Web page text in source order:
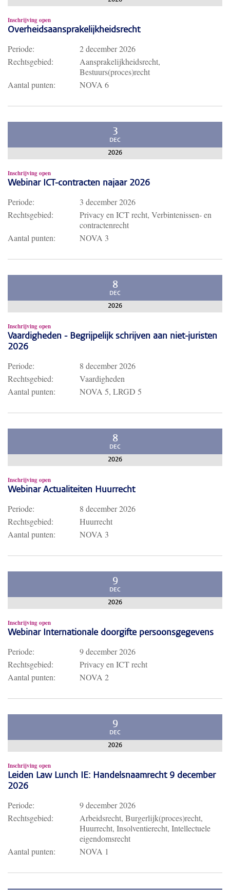
Inschrijving open
Overheidsaansprakelijkheidsrecht
Periode:
2 december 2026
Rechtsgebied:
Aansprakelijkheidsrecht,
Bestuurs(proces)recht
Aantal punten:
NOVA 6
3
DEC
2026
Inschrijving open
Webinar ICT-contracten najaar 2026
Periode:
3 december 2026
Rechtsgebied:
Privacy en ICT recht, Verbintenissen- en
contractenrecht
Aantal punten:
NOVA 3
8
DEC
2026
Inschrijving open
Vaardigheden - Begrijpelijk schrijven aan niet-juristen
2026
Periode:
8 december 2026
Rechtsgebied:
Vaardigheden
Aantal punten:
NOVA 5, LRGD 5
8
DEC
2026
Inschrijving open
Webinar Actualiteiten Huurrecht
Periode:
8 december 2026
Rechtsgebied:
Huurrecht
Aantal punten:
NOVA 3
9
DEC
2026
Inschrijving open
Webinar Internationale doorgifte persoonsgegevens
Periode:
9 december 2026
Rechtsgebied:
Privacy en ICT recht
Aantal punten:
NOVA 2
9
DEC
2026
Inschrijving open
Leiden Law Lunch IE: Handelsnaamrecht 9 december
2026
Periode:
9 december 2026
Rechtsgebied:
Arbeidsrecht, Burgerlijk(proces)recht,
Huurrecht, Insolventierecht, Intellectuele
eigendomsrecht
Aantal punten:
NOVA 1